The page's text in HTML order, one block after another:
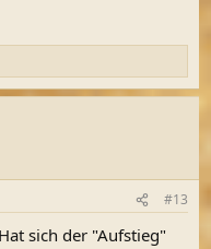
#13
sich der "Aufstieg"